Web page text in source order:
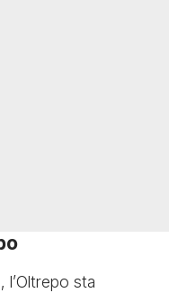
l’Oltrepo sta